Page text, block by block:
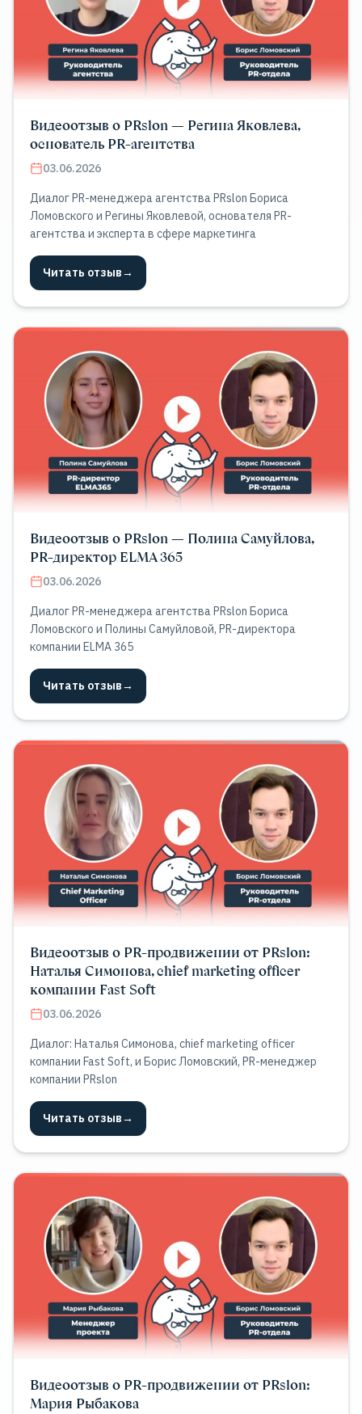
Видеоотзыв о PRslon — Регина Яковлева,
основатель PR-агентства
03.06.2026
Диалог PR-менеджера агентства PRslon Бориса
Ломовского и Регины Яковлевой, основателя PR-
агентства и эксперта в сфере маркетинга
Читать отзыв→
Видеоотзыв о PRslon — Полина Самуйлова,
PR-директор ELMA 365
03.06.2026
Диалог PR-менеджера агентства PRslon Бориса
Ломовского и Полины Самуйловой, PR-директора
компании ELMA 365
Читать отзыв→
Видеоотзыв о PR-продвижении от PRslon:
Наталья Симонова, chief marketing officer
компании Fast Soft
03.06.2026
Диалог: Наталья Симонова, chief marketing officer
компании Fast Soft, и Борис Ломовский, PR-менеджер
компании PRslon
Читать отзыв→
Видеоотзыв о PR-продвижении от PRslon:
Мария Рыбакова